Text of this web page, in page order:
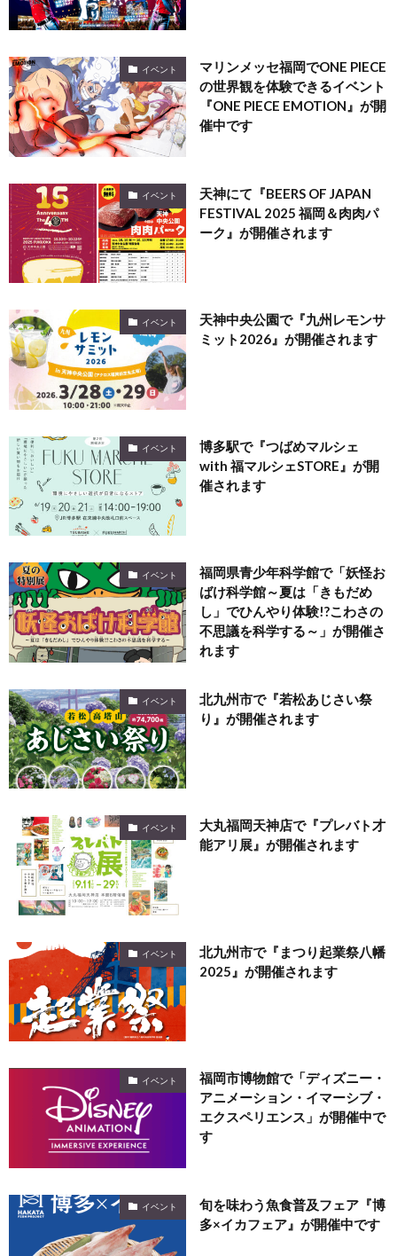
イベント
マリンメッセ福岡でONE PIECE
の世界観を体験できるイベント
『ONE PIECE EMOTION』が開
催中です
イベント
天神にて『BEERS OF JAPAN
FESTIVAL 2025 福岡＆肉肉パ
ーク』が開催されます
イベント
天神中央公園で『九州レモンサ
ミット2026』が開催されます
イベント
博多駅で『つばめマルシェ
with 福マルシェSTORE』が開
催されます
イベント
福岡県青少年科学館で「妖怪お
ばけ科学館～夏は「きもだめ
し」でひんやり体験!?こわさの
不思議を科学する～」が開催さ
れます
イベント
北九州市で『若松あじさい祭
り』が開催されます
イベント
大丸福岡天神店で『プレバト才
能アリ展』が開催されます
イベント
北九州市で『まつり起業祭八幡
2025』が開催されます
イベント
福岡市博物館で「ディズニー・
アニメーション・イマーシブ・
エクスペリエンス」が開催中で
す
イベント
旬を味わう魚食普及フェア『博
多×イカフェア』が開催中です